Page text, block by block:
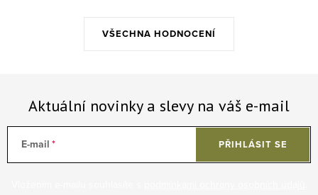
VŠECHNA HODNOCENÍ
Aktuální novinky a slevy na váš e-mail
E-mail PŘIHLÁSIT SE